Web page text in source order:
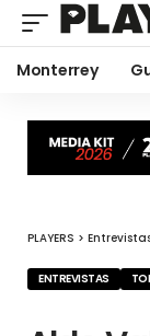
Monterrey
PLAYERS >
ENTREVISTAS